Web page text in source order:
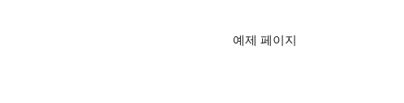
예제 페이지